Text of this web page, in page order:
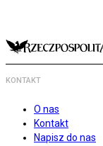
KONTAKT
O nas
Kontakt
Napisz do nas